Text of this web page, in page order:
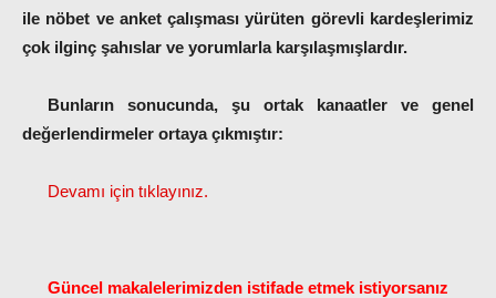
ile nöbet ve anket çalışması yürüten görevli kardeşlerimiz
çok ilginç şahıslar ve yorumlarla karşılaşmışlardır.
Bunların sonucunda, şu ortak kanaatler ve genel
değerlendirmeler ortaya çıkmıştır:
Devamı için tıklayınız.
Güncel makalelerimizden istifade etmek istiyorsanız